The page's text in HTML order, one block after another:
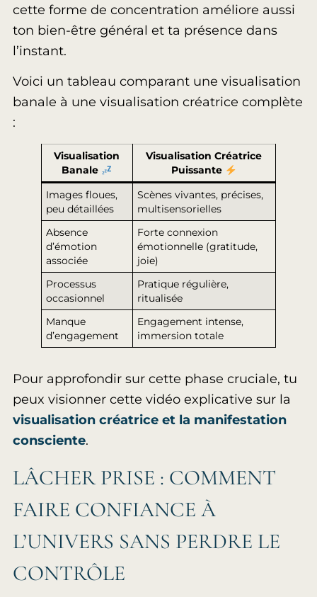
cette forme de concentration améliore aussi
ton bien-être général et ta présence dans
l’instant.
Voici un tableau comparant une visualisation
banale à une visualisation créatrice complète
:
Visualisation
Banale
Visualisation Créatrice
Puissante
Images floues,
peu détaillées
Scènes vivantes, précises,
multisensorielles
Absence
d’émotion
associée
Forte connexion
émotionnelle (gratitude,
joie)
Processus
occasionnel
Pratique régulière,
ritualisée
Manque
d’engagement
Engagement intense,
immersion totale
Pour approfondir sur cette phase cruciale, tu
peux visionner cette vidéo explicative sur la
visualisation créatrice et la manifestation
consciente.
LÂCHER PRISE : COMMENT
FAIRE CONFIANCE À
L’UNIVERS SANS PERDRE LE
CONTRÔLE